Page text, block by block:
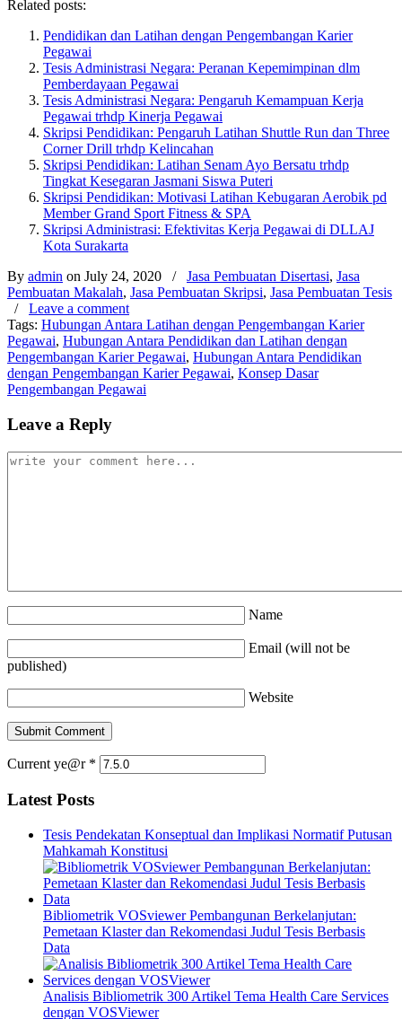
Related posts:
Pendidikan dan Latihan dengan Pengembangan Karier
Pegawai
Tesis Administrasi Negara: Peranan Kepemimpinan dlm
Pemberdayaan Pegawai
Tesis Administrasi Negara: Pengaruh Kemampuan Kerja
Pegawai trhdp Kinerja Pegawai
Skripsi Pendidikan: Pengaruh Latihan Shuttle Run dan Three
Corner Drill trhdp Kelincahan
Skripsi Pendidikan: Latihan Senam Ayo Bersatu trhdp
Tingkat Kesegaran Jasmani Siswa Puteri
Skripsi Pendidikan: Motivasi Latihan Kebugaran Aerobik pd
Member Grand Sport Fitness & SPA
Skripsi Administrasi: Efektivitas Kerja Pegawai di DLLAJ
Kota Surakarta
By admin on July 24, 2020 / Jasa Pembuatan Disertasi, Jasa
Pembuatan Makalah, Jasa Pembuatan Skripsi, Jasa Pembuatan Tesis
/ Leave a comment
Tags: Hubungan Antara Latihan dengan Pengembangan Karier
Pegawai, Hubungan Antara Pendidikan dan Latihan dengan
Pengembangan Karier Pegawai, Hubungan Antara Pendidikan
dengan Pengembangan Karier Pegawai, Konsep Dasar
Pengembangan Pegawai
Leave a Reply
Name
Email (will not be
published)
Website
Current ye@r *
Latest Posts
Tesis Pendekatan Konseptual dan Implikasi Normatif Putusan
Mahkamah Konstitusi
Bibliometrik VOSviewer Pembangunan Berkelanjutan:
Pemetaan Klaster dan Rekomendasi Judul Tesis Berbasis
Data
Analisis Bibliometrik 300 Artikel Tema Health Care Services
dengan VOSViewer